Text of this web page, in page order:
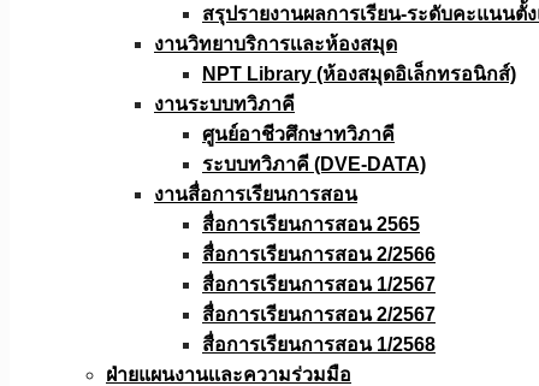
สรุปรายงานผลการเรียน-ระดับคะแนนตั้
งานวิทยาบริการเเละห้องสมุด
NPT Library (ห้องสมุดอิเล็กทรอนิกส์)
งานระบบทวิภาคี
ศูนย์อาชีวศึกษาทวิภาคี
ระบบทวิภาคี (DVE-DATA)
งานสื่อการเรียนการสอน
สื่อการเรียนการสอน 2565
สื่อการเรียนการสอน 2/2566
สื่อการเรียนการสอน 1/2567
สื่อการเรียนการสอน 2/2567
สื่อการเรียนการสอน 1/2568
ฝ่ายแผนงานเเละความร่วมมือ